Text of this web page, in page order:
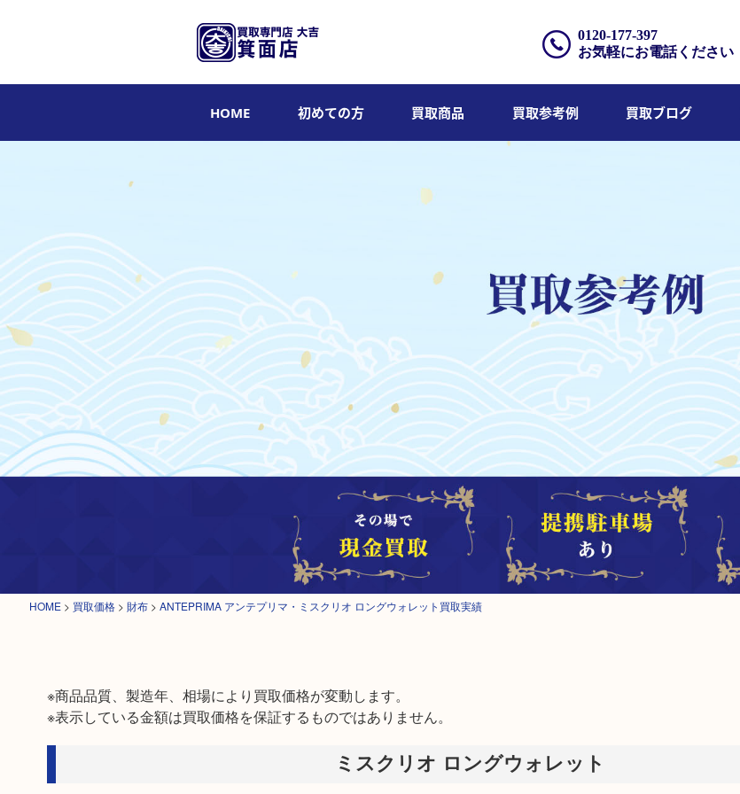
0120-177-397
お気軽にお電話ください
HOME 初めての方 買取商品 買取参考例 買取ブログ
HOME > 買取価格 > 財布 > ANTEPRIMA アンテプリマ・ミスクリオ ロングウォレット買取実績
※商品品質、製造年、相場により買取価格が変動します。
※表示している金額は買取価格を保証するものではありません。
ミスクリオ ロングウォレット